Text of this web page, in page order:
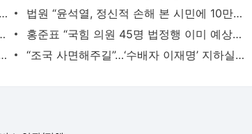
‘윤석열 좌천’ 간부들 복귀…이재명 정부 첫 검찰 고위급 인사
법원 “윤석열, 정신적 손해 본 시민에 10만원씩 위자료 지급하라”
고 반복되는 건 문제”
홍준표 “국힘 의원 45명 법정행 이미 예상했다…자업자득”
달영 감사원 사무총장 다음주 퇴임
“조국 사면해주길”…‘수배자 이재명’ 지하실 숨겨준 원로목사의 편지